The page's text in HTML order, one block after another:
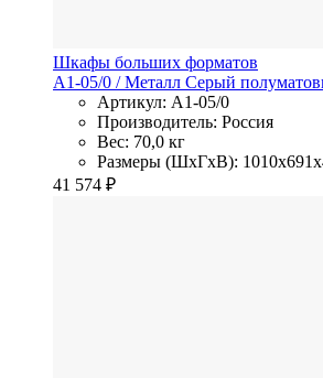
Шкафы больших форматов
A1-05/0 / Металл Серый
Артикул: A1-05/0
Производитель: Россия
Вес: 70,0 кг
Размеры (ШхГхВ):
41 574 ₽